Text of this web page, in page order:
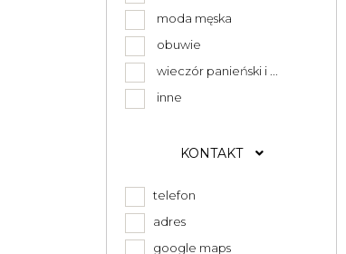
moda męska
obuwie
wieczór panieński i ...
inne
KONTAKT
telefon
adres
google maps